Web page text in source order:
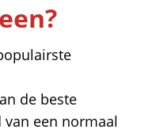
de beste
een normaal